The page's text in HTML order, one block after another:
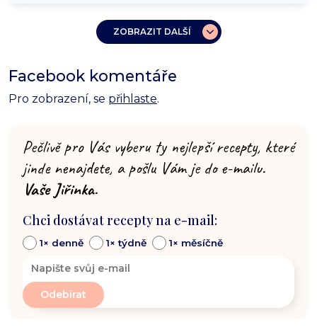
ZOBRAZIT DALŠÍ
Facebook komentáře
Pro zobrazení, se přihlaste.
Pečlivě pro Vás vyberu ty nejlepší recepty, které
jinde nenajdete, a pošlu Vám je do e-mailu.
Vaše Jiřinka.
Chci dostávat recepty na e-mail:
1× denně 1× týdně 1× měsíčně